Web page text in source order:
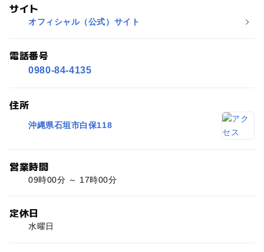
サイト
オフィシャル（公式）サイト
電話番号
0980-84-4135
住所
沖縄県石垣市白保118
営業時間
09時00分 ～ 17時00分
定休日
水曜日